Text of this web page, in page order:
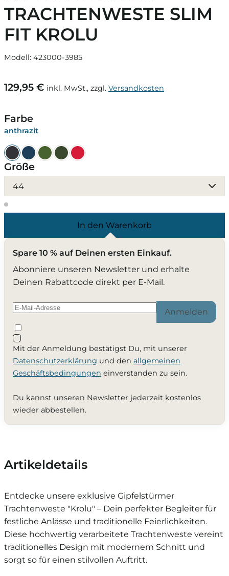
TRACHTENWESTE SLIM
FIT KROLU
Modell: 423000-3985
129,95 € inkl. MwSt., zzgl. Versandkosten
Farbe
anthrazit
Größe
44
In den Warenkorb
Spare 10 % auf Deinen ersten Einkauf.
Abonniere unseren Newsletter und erhalte
Deinen Rabattcode direkt per E-Mail.
Anmelden
Mit der Anmeldung bestätigst Du, mit unserer
Datenschutzerklärung und den allgemeinen
Geschäftsbedingungen einverstanden zu sein.
Du kannst unseren Newsletter jederzeit kostenlos
wieder abbestellen.
Artikeldetails
Entdecke unsere exklusive Gipfelstürmer
Trachtenweste "Krolu" – Dein perfekter Begleiter für
festliche Anlässe und traditionelle Feierlichkeiten.
Diese hochwertig verarbeitete Trachtenweste vereint
traditionelles Design mit modernem Schnitt und
sorgt so für einen stilvollen Auftritt.